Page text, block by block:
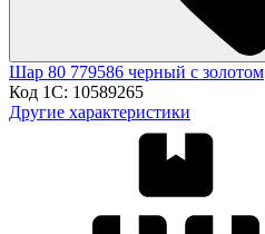
Шар 80 779586 черный с золотом
Код 1С: 10589265
Другие характеристики